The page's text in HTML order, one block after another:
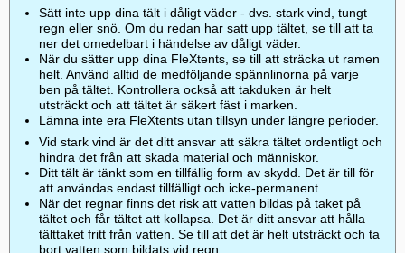
Sätt inte upp dina tält i dåligt väder - dvs. stark vind, tungt
regn eller snö. Om du redan har satt upp tältet, se till att ta
ner det omedelbart i händelse av dåligt väder.
När du sätter upp dina FleXtents, se till att sträcka ut ramen
helt. Använd alltid de medföljande spännlinorna på varje
ben på tältet. Kontrollera också att takduken är helt
utsträckt och att tältet är säkert fäst i marken.
Lämna inte era FleXtents utan tillsyn under längre perioder.
Vid stark vind är det ditt ansvar att säkra tältet ordentligt och
hindra det från att skada material och människor.
Ditt tält är tänkt som en tillfällig form av skydd. Det är till för
att användas endast tillfälligt och icke-permanent.
När det regnar finns det risk att vatten bildas på taket på
tältet och får tältet att kollapsa. Det är ditt ansvar att hålla
tälttaket fritt från vatten. Se till att det är helt utsträckt och ta
bort vatten som bildats vid regn.